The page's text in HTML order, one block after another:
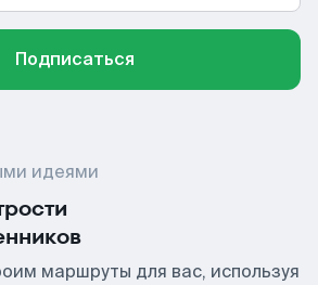
Подписаться
идеями
маршруты для вас, используя